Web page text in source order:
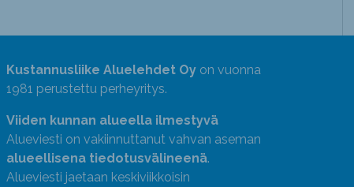
Kustannusliike Aluelehdet Oyon vuonna
1981 perustettu perheyritys.
Viiden kunnan alueella ilmestyvä
Alueviesti on vakiinnuttanut vahvan aseman
alueellisena tiedotusvälineenä.
Alueviesti jaetaan keskiviikkoisin